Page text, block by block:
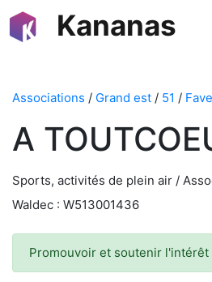
Kananas
Associations / Grand est / 51 /
A
Sports, activités de plein air /
Waldec : W513001436
Promouvoir et soutenir